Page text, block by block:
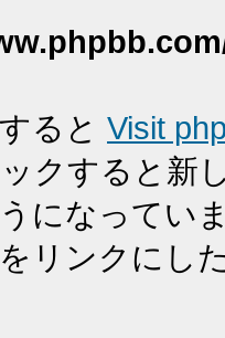
ると Visit
クすると新
になってい
リンクにし